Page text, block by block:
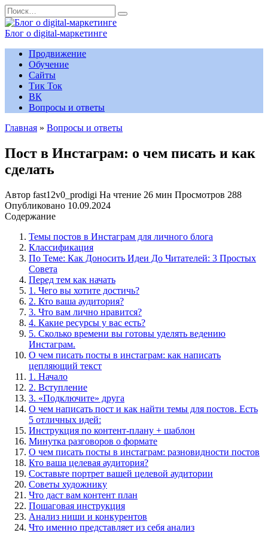
Перейти
к
содержанию
Search
for:
Блог о digital-маркетинге
Продвижение
Обучение
Сайты
Тик Ток
ВК
Вопросы и ответы
Главная » Вопросы и ответы
Пост в Инстаграм: о чем писать и как
сделать
Автор fast12v0_prodigi На чтение 26 мин Просмотров 288
Опубликовано 10.09.2024
Содержание
Темы постов в Инстаграм для личного блога
Классификация
По Теме: Как Доносить Идеи До Читателей: 3 Простых
Совета
Перед тем как начать
1. Чего вы хотите достичь?
2. Кто ваша аудитория?
3. Что вам лично нравится?
4. Какие ресурсы у вас есть?
5. Сколько времени вы готовы уделять ведению
Инстаграм.
О чем писать посты в инстаграм: как написать
цепляющий текст
1. Начало
2. Вступление
3. «Подключите» друга
О чем написать пост и как найти темы для постов. Есть
5 отличных идей:
Инструкция по контент-плану + шаблон
Минутка разговоров о формате
О чем писать посты в инстаграм: разновидности постов
Кто ваша целевая аудитория?
Составьте портрет вашей целевой аудитории
Советы художнику
Что даст вам контент план
Пошаговая инструкция
Анализ ниши и конкурентов
Что именно представляет из себя анализ